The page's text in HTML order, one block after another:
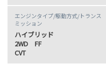
エンジンタイプ/駆動方式/トランス
ミッション
ハイブリッド
2WD FF
CVT